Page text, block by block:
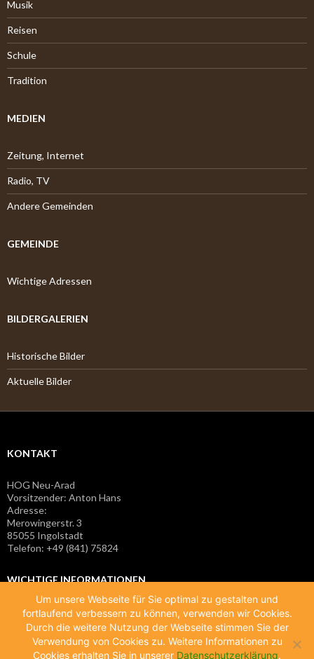
Musik
Reisen
Schule
Tradition
MEDIEN
Zeitung, Internet
Radio, TV
Andere Gemeinden
GEMEINDE
Wichtige Adressen
BILDERGALERIEN
Historische Bilder
Aktuelle Bilder
KONTAKT
HOG Neu-Arad
Vorsitzender: Anton Hans
Adresse:
Merowingerstr. 3
85055 Ingolstadt
Telefon: +49 (841) 75824
WICHTIGE INFORMATIONEN
Impressum
Datenschutzerklärung
Um unsere Webseite für Sie optimal zu gestalten und
fortlaufend verbessern zu können, verwenden wir Cookies.
Durch die weitere Nutzung der Webseite stimmen Sie der
Verwendung von Cookies zu. Weitere Informationen zu
Cookies erhalten Sie in unserer Datenschutzerklärung.